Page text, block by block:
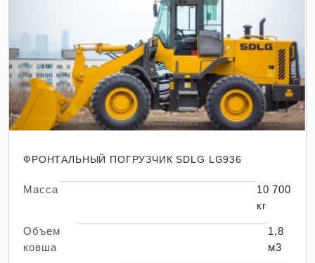
ФРОНТАЛЬНЫЙ ПОГРУЗЧИК SDLG LG936
Масса
10 700
кг
Объем
ковша
1,8
м3